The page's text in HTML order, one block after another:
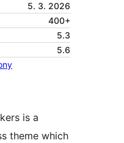
5. 3. 2026
400+
5.3
5.6
is a
theme which